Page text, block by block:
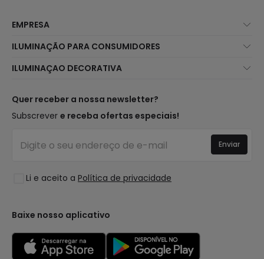
EMPRESA
Atendimento ao Cliente
Métodos de Envio
É Profissional?
Perguntas Frequentes (FAQ)
ILUMINAÇÃO PARA CONSUMIDORES
Marcas
Iluminação para empresas
ILUMINAÇAO DECORATIVA
Tendências
Marcas de Decoração Premium
Espaços
Coleções
Quer receber a nossa newsletter?
Subscrever e receba ofertas especiais!
Li e aceito a Política de privacidade
Enviar
Baixe nosso aplicativo